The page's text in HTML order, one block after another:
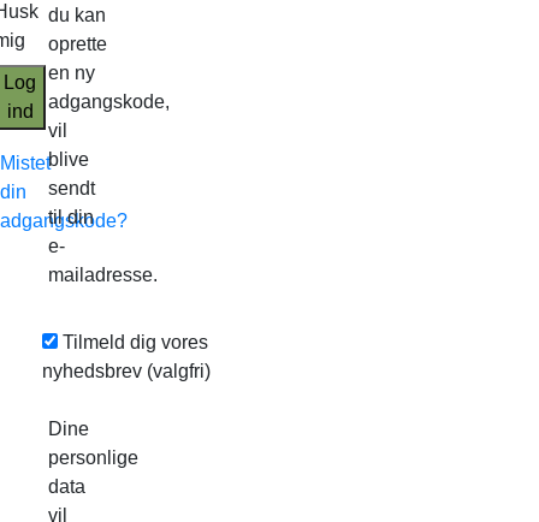
Log
ind
Mistet
din
adgangskode?
du kan
oprette
en ny
adgangskode,
vil
blive
sendt
til din
e-
mailadresse.
Tilmeld dig vores
nyhedsbrev (valgfri)
Dine
personlige
data
vil